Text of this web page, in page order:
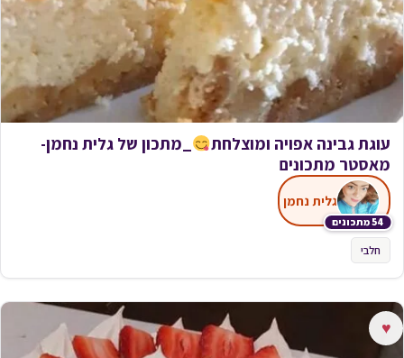
עוגת גבינה אפויה ומוצלחת
_מתכון של גלית נחמן-
מאסטר מתכונים
54 מתכונים
גלית נחמן
חלבי
♥